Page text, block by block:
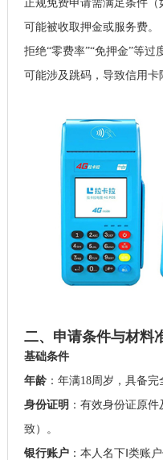
正规免费申请需满足条件
可能被收取押金或服务费。
拒绝“零费率”“免押金”等过
可能涉及跳码，导致信用卡
二、申请条件与材料
基础条件
年龄：年满18周岁，具备完
身份证明 ：有效身份证原
致）。
银行账户：本人名下Ⅰ类账